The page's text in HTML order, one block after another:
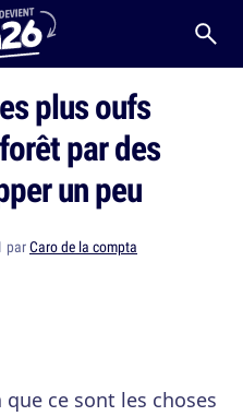
plus oufs
par des
un peu
parCaro de la compta
ce sont les choses